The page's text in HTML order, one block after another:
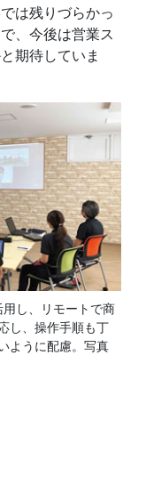
は残りづらかっ
、今後は営業ス
期待していま
し、リモートで商
し、操作手順も丁
ように配慮。写真